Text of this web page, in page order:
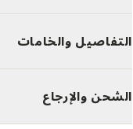
التفاصيل والخامات
الشحن والإرجاع